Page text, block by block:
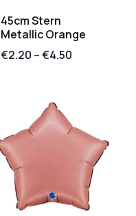
45cm Stern
Metallic Orange
€2.20 –€4.50